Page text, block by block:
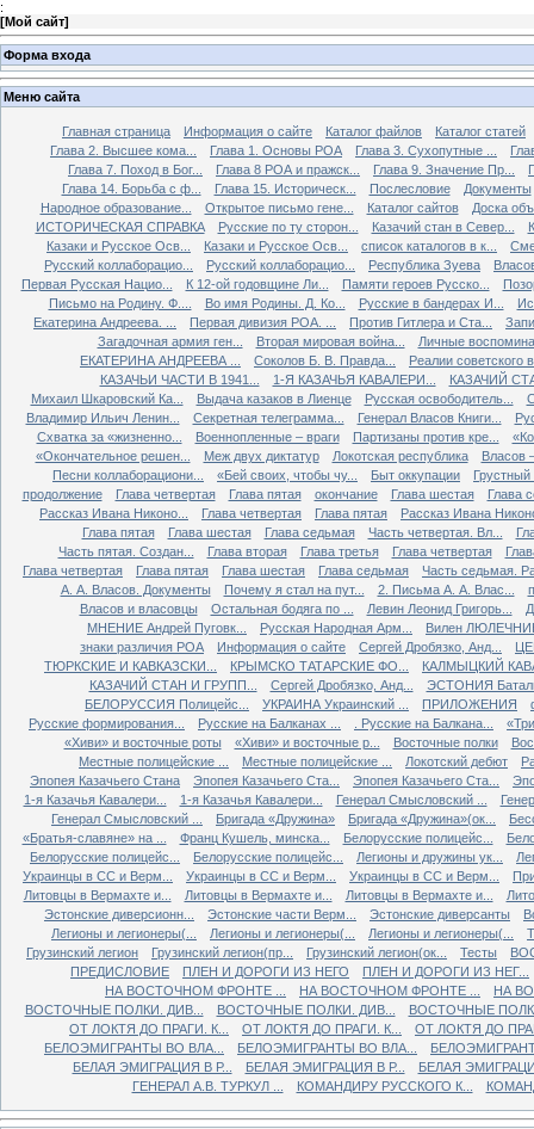
:
[Мой сайт]
Форма входа
Меню сайта
Главная страница Информация о сайте Каталог файлов
Каталог статей
Глава 2. Высшее кома...
Глава 1. Основы РОА Глава 3. Сухопутные ...
Глава 7. Поход в Бог...
Глава 8 РОА и пражск... Глава 9. Значение Пр...
Глава 14. Борьба с ф...
Глава 15. Историческ... Послесловие
Документы
Народное образование...
Открытое письмо гене... Каталог сайтов
Доска
ИСТОРИЧЕСКАЯ СПРАВКА
Русские по ту сторон... Казачий стан в Север...
Казаки и Русское Осв...
Казаки и Русское Осв... список каталогов в к...
Русский коллаборацио...
Русский коллаборацио... Республика Зуева
Первая Русская Нацио...
К 12-ой годовщине Ли... Памяти героев Русско...
Письмо на Родину. Ф....
Во имя Родины. Д. Ко... Русские в бандерах И...
Екатерина Андреева. ...
Первая дивизия РОА. ... Против Гитлера и Ста...
Загадочная армия ген...
Вторая мировая война...
Личные
ЕКАТЕРИНА АНДРЕЕВА ...
Соколов Б. В. Правда...
Реалии советского
КАЗАЧЬИ ЧАСТИ В 1941...
1-Я КАЗАЧЬЯ КАВАЛЕРИ...
КАЗАЧИЙ
Михаил Шкаровский Ка...
Выдача казаков в Лиенце Русская освободитель...
Владимир Ильич Ленин...
Секретная телеграмма... Генерал Власов Книги...
Схватка за «жизненно...
Военнопленные – враги Партизаны против кре...
«Окончательное решен...
Меж двух диктатур Локотская республика
Власов
Песни коллаборациони...
«Бей своих, чтобы чу... Быт оккупации
Грустный
продолжение
Глава четвертая Глава пятая окончание Глава шестая
Глава
Рассказ Ивана Никоно...
Глава четвертая Глава пятая
Рассказ Ивана
Глава пятая
Глава шестая Глава седьмая Часть четвертая. Вл...
Часть пятая. Создан...
Глава вторая Глава третья Глава четвертая
Глава четвертая
Глава пятая Глава шестая Глава седьмая
Часть седьмая.
А. А. Власов. Документы
Почему я стал на пут... 2. Письма А. А. Влас...
Власов и власовцы
Остальная бодяга по ... Левин Леонид Григорь...
МНЕНИЕ Андрей Пуговк...
Русская Народная Арм...
Вилен
знаки различия РОА
Информация о сайте Сергей Дробязко, Анд...
ТЮРКСКИЕ И КАВКАЗСКИ...
КРЫМСКО ТАТАРСКИЕ ФО...
КАЛМЫЦКИЙ
КАЗАЧИЙ СТАН И ГРУПП...
Сергей Дробязко, Анд...
ЭСТОНИЯ
БЕЛОРУССИЯ Полицейс...
УКРАИНА Украинский ... ПРИЛОЖЕНИЯ
Русские формирования...
Русские на Балканах ... . Русские на Балкана...
«Хиви» и восточные роты
«Хиви» и восточные р... Восточные полки
Местные полицейские ...
Местные полицейские ... Локотский дебют
Эпопея Казачьего Стана
Эпопея Казачьего Ста... Эпопея Казачьего Ста...
1-я Казачья Кавалери...
1-я Казачья Кавалери... Генерал Смысловский ...
Генерал Смысловский ...
Бригада «Дружина» Бригада «Дружина»(ок...
«Братья-славяне» на ...
Франц Кушель, минска... Белорусские полицейс...
Белорусские полицейс...
Белорусские полицейс... Легионы и дружины ук...
Украинцы в СС и Верм...
Украинцы в СС и Верм... Украинцы в СС и Верм...
Литовцы в Вермахте и...
Литовцы в Вермахте и... Литовцы в Вермахте и...
Эстонские диверсионн...
Эстонские части Верм... Эстонские диверсанты
Легионы и легионеры(...
Легионы и легионеры(... Легионы и легионеры(...
Грузинский легион
Грузинский легион(пр... Грузинский легион(ок... Тесты
ПРЕДИСЛОВИЕ
ПЛЕН И ДОРОГИ ИЗ НЕГО
ПЛЕН И ДОРОГИ ИЗ НЕГ...
НА ВОСТОЧНОМ ФРОНТЕ ...
НА ВОСТОЧНОМ ФРОНТЕ ...
НА
ВОСТОЧНЫЕ ПОЛКИ. ДИВ...
ВОСТОЧНЫЕ ПОЛКИ. ДИВ...
ВОСТОЧНЫЕ
ОТ ЛОКТЯ ДО ПРАГИ. К...
ОТ ЛОКТЯ ДО ПРАГИ. К...
ОТ ЛОКТЯ ДО
БЕЛОЭМИГРАНТЫ ВО ВЛА...
БЕЛОЭМИГРАНТЫ ВО ВЛА...
БЕЛАЯ ЭМИГРАЦИЯ В Р...
БЕЛАЯ ЭМИГРАЦИЯ В Р...
БЕЛАЯ
ГЕНЕРАЛ А.В. ТУРКУЛ ...
КОМАНДИРУ РУССКОГО К...